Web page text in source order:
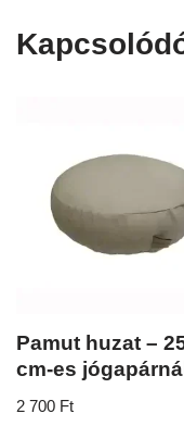
Pamut huzat –
cm-es
2 700 Ft